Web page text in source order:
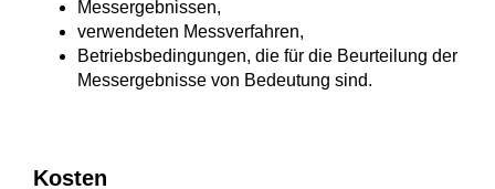
Messergebnissen,
verwendeten Messverfahren,
Betriebsbedingungen, die für die Beurteilung der
Messergebnisse von Bedeutung sind.
Kosten